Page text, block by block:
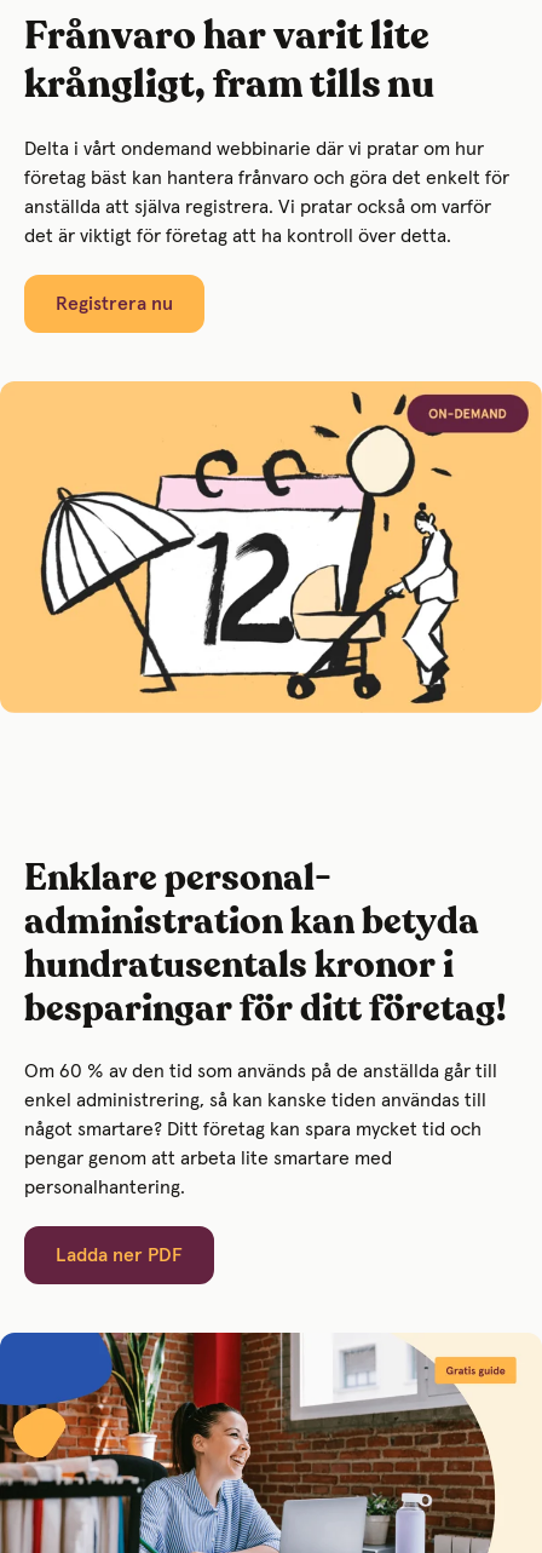
Frånvaro har varit lite
krångligt, fram tills nu
Delta i vårt ondemand webbinarie där vi pratar om hur
företag bäst kan hantera frånvaro och göra det enkelt för
anställda att själva registrera. Vi pratar också om varför
det är viktigt för företag att ha kontroll över detta.
Registrera nu
Enklare personal­
administration kan betyda
hundratusentals kronor i
besparingar för ditt företag!
Om 60 % av den tid som används på de anställda går till
enkel administrering, så kan kanske tiden användas till
något smartare? Ditt företag kan spara mycket tid och
pengar genom att arbeta lite smartare med
personalhantering.
Ladda ner PDF